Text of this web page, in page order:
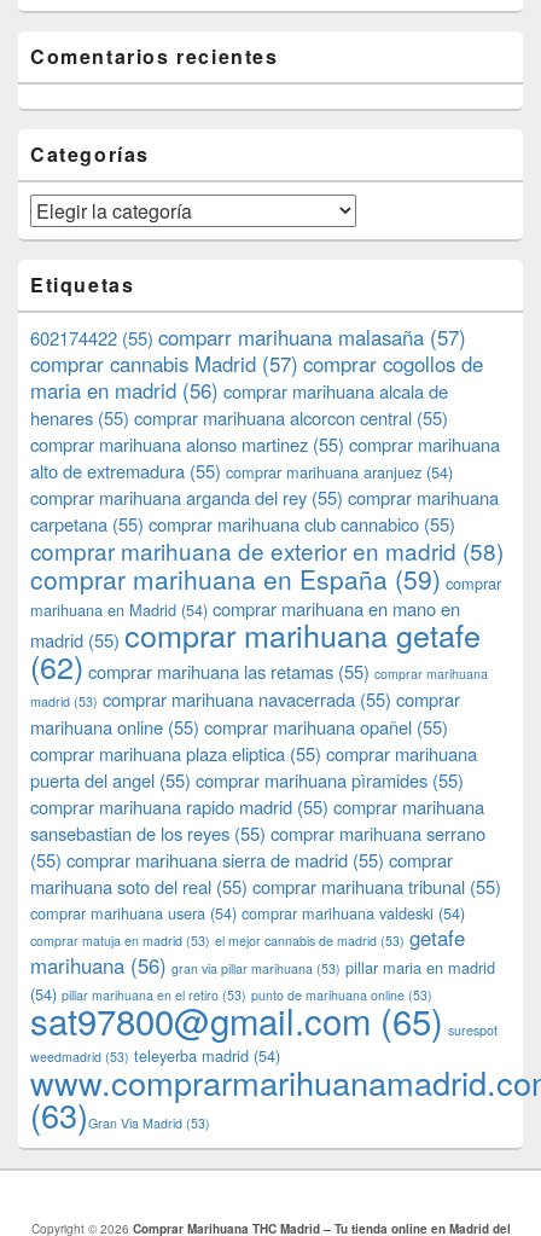
Comentarios recientes
Categorías
Categorías
Etiquetas
602174422 (55) comparr marihuana malasaña (57)
comprar cannabis Madrid (57) comprar cogollos de
maria en madrid (56) comprar marihuana alcala de
henares (55) comprar marihuana alcorcon central (55)
comprar marihuana alonso martinez (55) comprar marihuana
alto de extremadura (55) comprar marihuana aranjuez (54)
comprar marihuana arganda del rey (55) comprar marihuana
carpetana (55) comprar marihuana club cannabico (55)
comprar marihuana de exterior en madrid (58)
comprar marihuana en España (59) comprar
marihuana en Madrid (54) comprar marihuana en mano en
madrid (55) comprar marihuana getafe
(62) comprar marihuana las retamas (55) comprar marihuana
madrid (53) comprar marihuana navacerrada (55) comprar
marihuana online (55) comprar marihuana opañel (55)
comprar marihuana plaza eliptica (55) comprar marihuana
puerta del angel (55) comprar marihuana pìramides (55)
comprar marihuana rapido madrid (55) comprar marihuana
sansebastian de los reyes (55) comprar marihuana serrano
(55) comprar marihuana sierra de madrid (55) comprar
marihuana soto del real (55) comprar marihuana tribunal (55)
comprar marihuana usera (54) comprar marihuana valdeski (54)
comprar matuja en madrid (53) el mejor cannabis de madrid (53) getafe
marihuana (56) gran via pillar marihuana (53) pillar maria en madrid
(54) pillar marihuana en el retiro (53) punto de marihuana online (53)
sat97800@gmail.com (65) surespot
weedmadrid (53) teleyerba madrid (54)
(63)​​Gran Via Madrid (53)
Copyright © 2026 Comprar Marihuana THC Madrid – Tu tienda online en Madrid del